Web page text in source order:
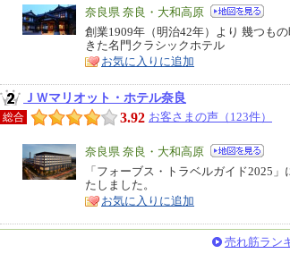
エ
リ
ア
奈良県 奈良・大和高原
特
徴
創業1909年（明治42年）より 幾つも
きた名門クラシックホテル
お気に入りに追加
ＪＷマリオット・ホテル奈良
総合 3.92 お客さまの声（123件）
エ
リ
ア
奈良県 奈良・大和高原
特
徴
「フォーブス・トラベルガイド2025
たしました。
お気に入りに追加
売れ筋ラン